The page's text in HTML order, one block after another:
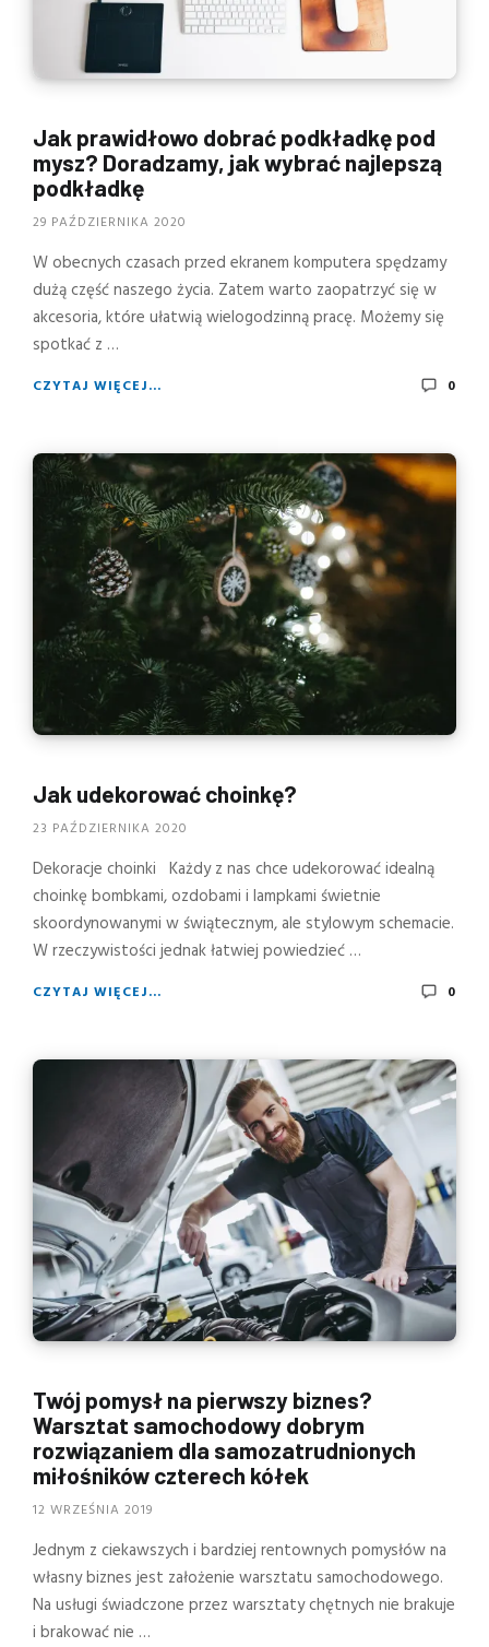
Jak prawidłowo dobrać podkładkę pod
mysz? Doradzamy, jak wybrać najlepszą
podkładkę
29 PAŹDZIERNIKA 2020
W obecnych czasach przed ekranem komputera spędzamy
dużą część naszego życia. Zatem warto zaopatrzyć się w
akcesoria, które ułatwią wielogodzinną pracę. Możemy się
spotkać z …
CZYTAJ WIĘCEJ... 0
Jak udekorować choinkę?
23 PAŹDZIERNIKA 2020
Dekoracje choinki Każdy z nas chce udekorować idealną
choinkę bombkami, ozdobami i lampkami świetnie
skoordynowanymi w świątecznym, ale stylowym schemacie.
W rzeczywistości jednak łatwiej powiedzieć …
CZYTAJ WIĘCEJ... 0
Twój pomysł na pierwszy biznes?
Warsztat samochodowy dobrym
rozwiązaniem dla samozatrudnionych
miłośników czterech kółek
12 WRZEŚNIA 2019
Jednym z ciekawszych i bardziej rentownych pomysłów na
własny biznes jest założenie warsztatu samochodowego.
Na usługi świadczone przez warsztaty chętnych nie brakuje
i brakować nie …